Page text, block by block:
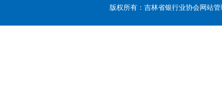
版权所有：吉林省银行业协会网站